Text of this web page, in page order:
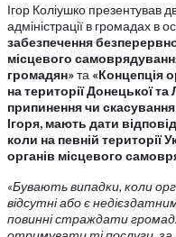
Ігор Коліушко презентував
адміністрації в громадах в
забезпечення
місцевого
громадян»та «Концепція
на території Донецької
припинення чи
Ігоря, мають дати
коли на певній території
органів місцевого
«Бувають випадки, коли
відсутні або є
повинні страждати